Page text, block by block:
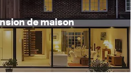
de maison